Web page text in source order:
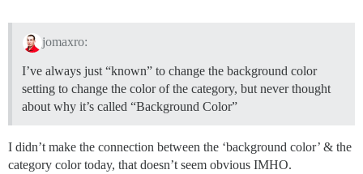
jomaxro:
I’ve always just “known” to change the background color
setting to change the color of the category, but never thought
about why it’s called “Background Color”
I didn’t make the connection between the ‘background color’ & the
category color today, that doesn’t seem obvious IMHO.